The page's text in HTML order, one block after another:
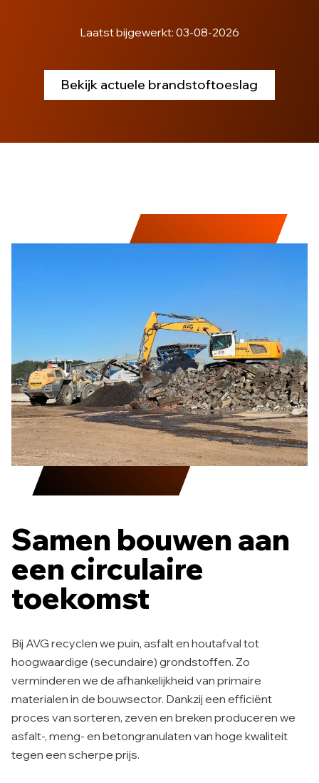
Laatst bijgewerkt: 03-08-2026
Bekijk actuele brandstoftoeslag
Samen bouwen aan
een circulaire
toekomst
Bij AVG recyclen we puin, asfalt en houtafval tot
hoogwaardige (secundaire) grondstoffen. Zo
verminderen we de afhankelijkheid van primaire
materialen in de bouwsector. Dankzij een efficiënt
proces van sorteren, zeven en breken produceren we
asfalt-, meng- en betongranulaten van hoge kwaliteit
tegen een scherpe prijs.